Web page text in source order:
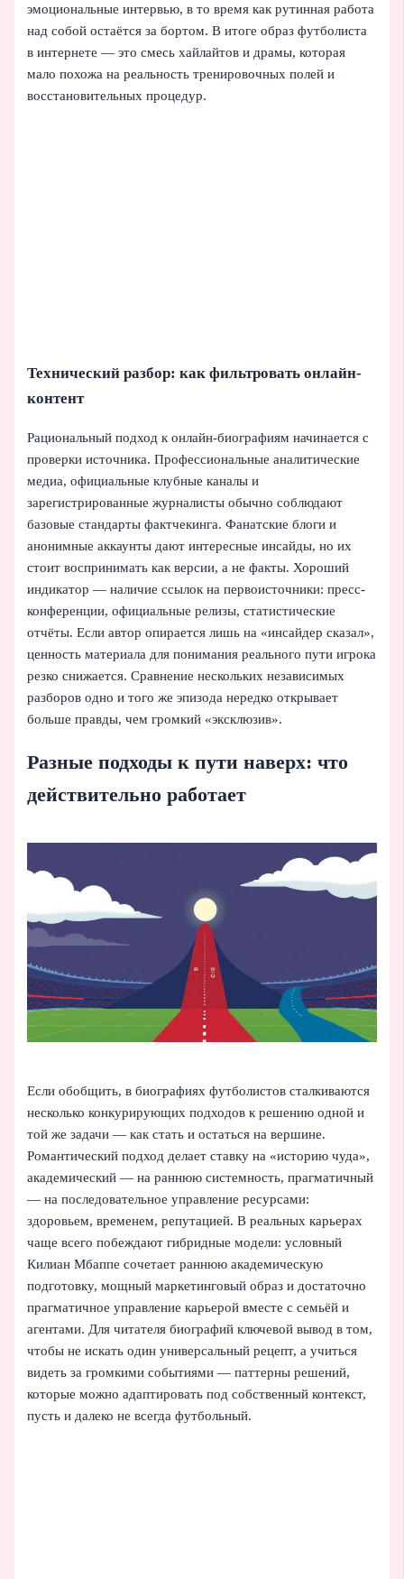
эмоциональные интервью, в то время как рутинная работа
над собой остаётся за бортом. В итоге образ футболиста
в интернете — это смесь хайлайтов и драмы, которая
мало похожа на реальность тренировочных полей и
восстановительных процедур.
Технический разбор: как фильтровать онлайн-
контент
Рациональный подход к онлайн-биографиям начинается с
проверки источника. Профессиональные аналитические
медиа, официальные клубные каналы и
зарегистрированные журналисты обычно соблюдают
базовые стандарты фактчекинга. Фанатские блоги и
анонимные аккаунты дают интересные инсайды, но их
стоит воспринимать как версии, а не факты. Хороший
индикатор — наличие ссылок на первоисточники: пресс-
конференции, официальные релизы, статистические
отчёты. Если автор опирается лишь на «инсайдер сказал»,
ценность материала для понимания реального пути игрока
резко снижается. Сравнение нескольких независимых
разборов одно и того же эпизода нередко открывает
больше правды, чем громкий «эксклюзив».
Разные подходы к пути наверх: что
действительно работает
Если обобщить, в биографиях футболистов сталкиваются
несколько конкурирующих подходов к решению одной и
той же задачи — как стать и остаться на вершине.
Романтический подход делает ставку на «историю чуда»,
академический — на раннюю системность, прагматичный
— на последовательное управление ресурсами:
здоровьем, временем, репутацией. В реальных карьерах
чаще всего побеждают гибридные модели: условный
Килиан Мбаппе сочетает раннюю академическую
подготовку, мощный маркетинговый образ и достаточно
прагматичное управление карьерой вместе с семьёй и
агентами. Для читателя биографий ключевой вывод в том,
чтобы не искать один универсальный рецепт, а учиться
видеть за громкими событиями — паттерны решений,
которые можно адаптировать под собственный контекст,
пусть и далеко не всегда футбольный.